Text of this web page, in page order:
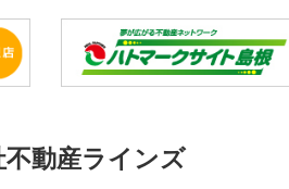
不動産ラインズ